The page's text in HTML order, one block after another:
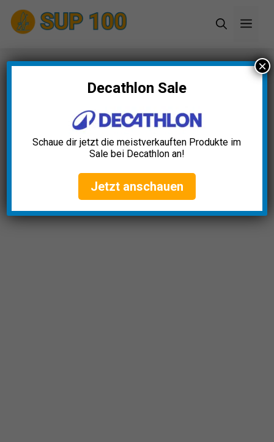
Zum
Inhalt
Startseite»Blog»11+ tolle SUP Black Friday
Angebote (2024)
11+ tolle SUP Black Friday
Angebote (2024)
Alexander Schumacher April 23, 2025
Decathlon Sale
Schaue dir jetzt die meistverkauften Produkte im
Sale bei Decathlon an!
Jetzt anschauen
×